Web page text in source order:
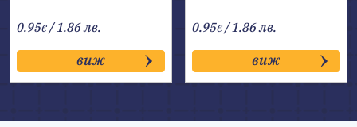
0.95€ / 1.86 лв.
виж
0.95€ / 1.86 лв.
виж